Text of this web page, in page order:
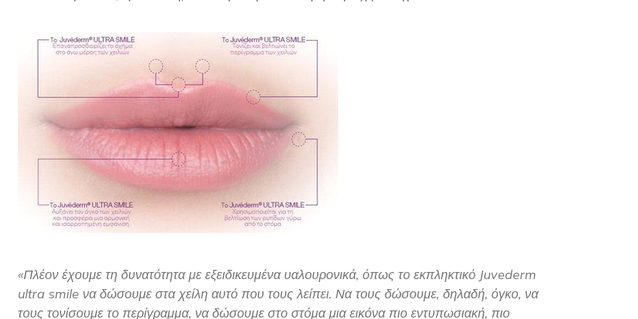
«Πλέον έχουμε τη δυνατότητα με εξειδικευμένα υαλουρονικά, όπως το εκπληκτικό Juvederm
ultra smile να δώσουμε στα χείλη αυτό που τους λείπει. Να τους δώσουμε, δηλαδή, όγκο, να
τους τονίσουμε το περίγραμμα, να δώσουμε στο στόμα μια εικόνα πιο εντυπωσιακή, πιο